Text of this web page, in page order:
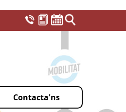
Contacta'ns